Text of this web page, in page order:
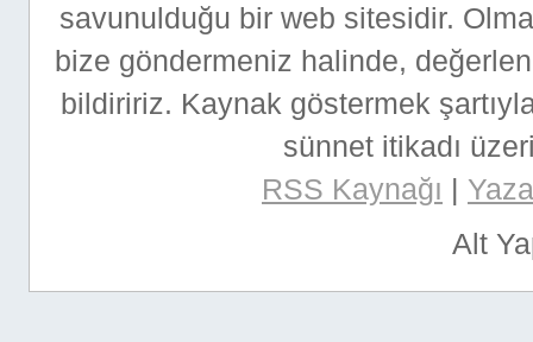
savunulduğu bir web sitesidir.
bize göndermeniz halinde,
bildiririz. Kaynak göstermek
sünnet itikadı
RSS Kaynağı |
Alt